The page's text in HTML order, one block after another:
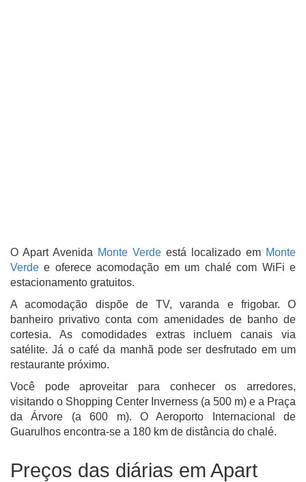
O Apart Avenida Monte Verde está localizado em Monte
Verde e oferece acomodação em um chalé com WiFi e
estacionamento gratuitos.
A acomodação dispõe de TV, varanda e frigobar. O
banheiro privativo conta com amenidades de banho de
cortesia. As comodidades extras incluem canais via
satélite. Já o café da manhã pode ser desfrutado em um
restaurante próximo.
Você pode aproveitar para conhecer os arredores,
visitando o Shopping Center Inverness (a 500 m) e a Praça
da Árvore (a 600 m). O Aeroporto Internacional de
Guarulhos encontra-se a 180 km de distância do chalé.
Preços das diárias em Apart